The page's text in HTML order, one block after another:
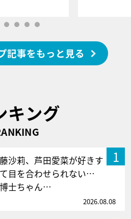
記事をもっと見る
キング
1
沙莉、芦田愛菜が好きす
目を合わせられない…
博士ちゃん…
2026.08.08